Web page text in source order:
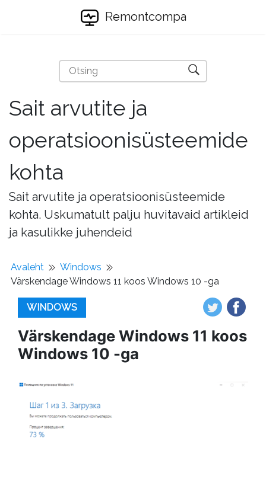
Remontcompa
Sait arvutite ja
operatsioonisüsteemide
kohta
Sait arvutite ja operatsioonisüsteemide
kohta. Uskumatult palju huvitavaid artikleid
ja kasulikke juhendeid
Avaleht
Windows
Värskendage Windows 11 koos Windows 10 -ga
WINDOWS
Värskendage Windows 11 koos
Windows 10 -ga